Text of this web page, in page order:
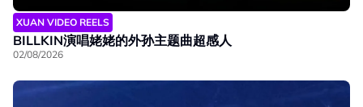
XUAN VIDEO REELS
BILLKIN演唱姥姥的外孙主题曲超感人
02/08/2026